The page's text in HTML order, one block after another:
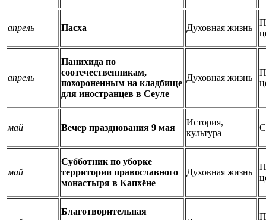
апрель Пасха Духовная жизнь
апрель
Панихида по
соотечественникам,
похороненным на кладбище
для иностранцев в Сеуле
Духовная жизнь
май Вечер празднования 9 мая
История,
культура
май
Субботник по уборке
территории православного
монастыря в Капхёне
Духовная жизнь
Благотворительная